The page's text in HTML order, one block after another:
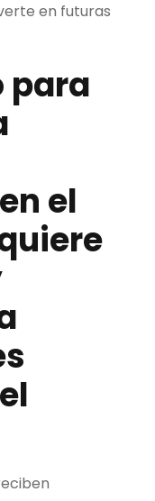
en futuras
para
en el